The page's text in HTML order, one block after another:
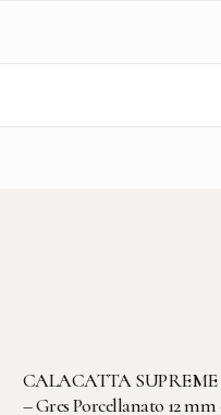
LEGGI
CALACATTA
– Gres Porcellanato 12